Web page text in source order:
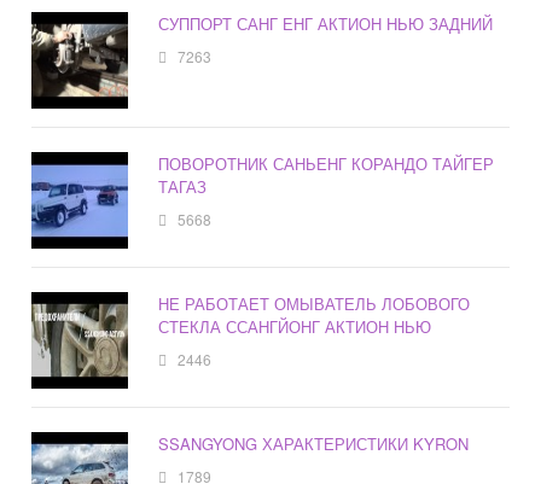
СУППОРТ САНГ ЕНГ АКТИОН НЬЮ ЗАДНИЙ
7263
ПОВОРОТНИК САНЬЕНГ КОРАНДО ТАЙГЕР
ТАГАЗ
5668
НЕ РАБОТАЕТ ОМЫВАТЕЛЬ ЛОБОВОГО
СТЕКЛА ССАНГЙОНГ АКТИОН НЬЮ
2446
SSANGYONG ХАРАКТЕРИСТИКИ KYRON
1789